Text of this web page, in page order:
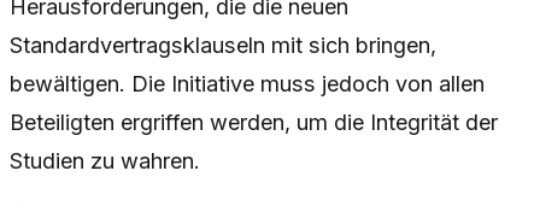
Herausforderungen, die die neuen
Standardvertragsklauseln mit sich bringen,
bewältigen. Die Initiative muss jedoch von allen
Beteiligten ergriffen werden, um die Integrität der
Studien zu wahren.